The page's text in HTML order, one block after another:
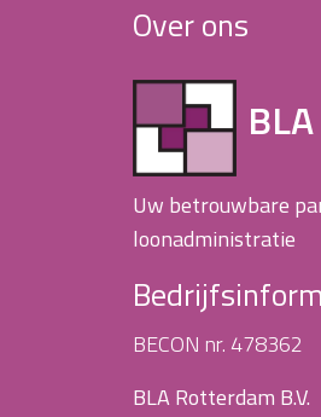
Over ons
Uw betrouwbare
loonadministratie
BECON nr. 478362
BLA Rotterdam B.V.